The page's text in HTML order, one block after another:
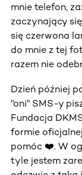
mnie telefon,
zaczynający
się czerwona
do mnie z tej
razem nie
Dzień później
"oni" SMS-y
Fundacja
formie
pomóc ❤️. W
tyle jestem